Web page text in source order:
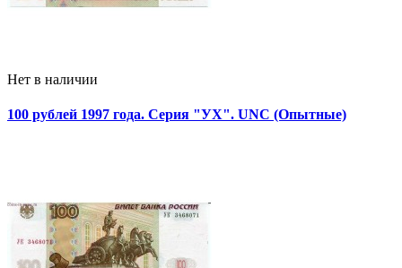
Нет в наличии
100 рублей 1997 года. Серия "УХ". UNC (Опытные)